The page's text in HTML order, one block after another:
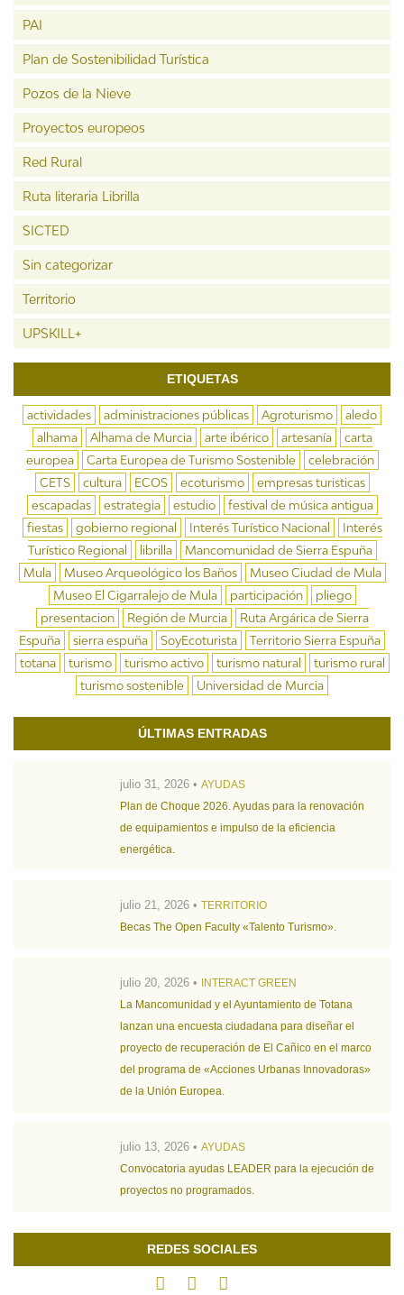
PAI
Plan de Sostenibilidad Turística
Pozos de la Nieve
Proyectos europeos
Red Rural
Ruta literaria Librilla
SICTED
Sin categorizar
Territorio
UPSKILL+
ETIQUETAS
actividades administraciones públicas Agroturismo
aledo
alhama
Alhama de Murcia arte ibérico artesanía
carta
europea
Carta Europea de Turismo Sostenible
celebración
CETS
cultura ECOS ecoturismo
empresas turisticas
escapadas
estrategia estudio
festival de música antigua
fiestas
gobierno regional Interés Turístico Nacional
Interés
Turístico Regional
librilla
Mancomunidad de Sierra Espuña
Mula
Museo Arqueológico los Baños
Museo Ciudad de Mula
Museo El Cigarralejo de Mula
participación
pliego
presentacion
Región de Murcia
Ruta Argárica de Sierra
Espuña
sierra espuña SoyEcoturista
Territorio Sierra Espuña
totana
turismo turismo activo turismo natural
turismo rural
turismo sostenible
Universidad de Murcia
ÚLTIMAS ENTRADAS
julio 31, 2026 • AYUDAS
Plan de Choque 2026. Ayudas para la renovación
de equipamientos e impulso de la eficiencia
energética.
julio 21, 2026 • TERRITORIO
Becas The Open Faculty «Talento Turismo».
julio 20, 2026 •
INTERACT GREEN
La Mancomunidad y el Ayuntamiento de Totana
lanzan una encuesta ciudadana para diseñar el
proyecto de recuperación de El Cañico en el marco
del programa de «Acciones Urbanas Innovadoras»
de la Unión Europea.
julio 13, 2026 • AYUDAS
Convocatoria ayudas LEADER para la ejecución de
proyectos no programados.
REDES SOCIALES